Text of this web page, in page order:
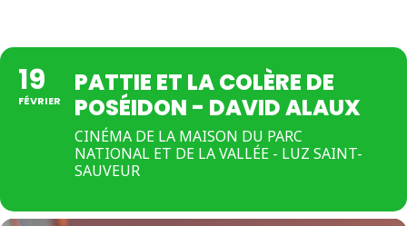
19
FÉVRIER
PATTIE ET LA COLÈRE DE
POSÉIDON - DAVID ALAUX
CINÉMA DE LA MAISON DU PARC
NATIONAL ET DE LA VALLÉE - LUZ SAINT-
SAUVEUR